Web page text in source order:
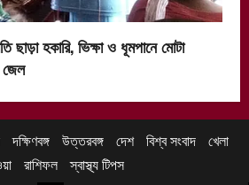
হকারি, ভিক্ষা ও ধূমপানে মোটা
জেল
দক্ষিণবঙ্গ উত্তরবঙ্গ দেশ বিশ্ব সংবাদ খেলা
রাশিফল স্বাস্থ্য টিপস